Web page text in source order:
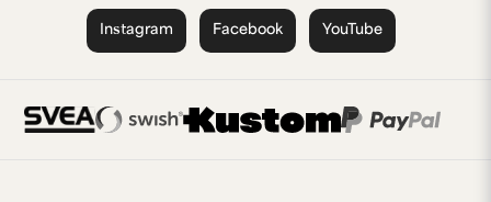
Instagram Facebook YouTube